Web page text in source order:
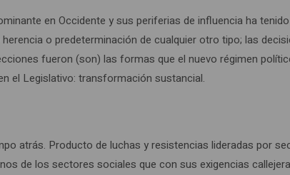
en Occidente y sus periferias de influencia ha
o predeterminación de cualquier otro tipo; las
fueron (son) las formas que el nuevo régimen
el Legislativo: transformación sustancial.
atrás. Producto de luchas y resistencias lideradas por
de los sectores sociales que con sus exigencias